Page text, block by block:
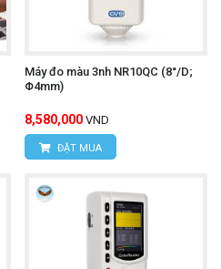
Máy đo màu 3nh NR10QC (8°/D;
Φ4mm)
8,580,000 VND
ĐẶT MUA